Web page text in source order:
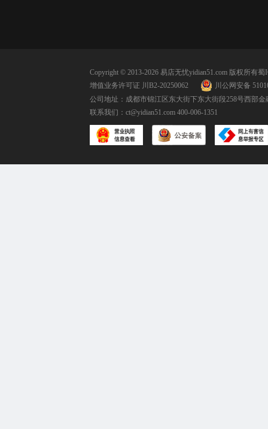
Copyright © 2013-2026 易店无忧yidian51.com 版权所有蜀
增值业务许可证 川B2-20250062
川公网安备
公司地址：成都市锦江区东大街下东大街段258号西部金
联系我们： ct@yidian51.com 400-006-1351